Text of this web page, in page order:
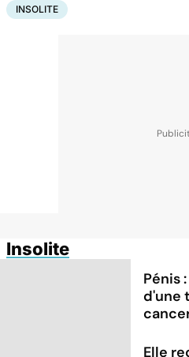
INSOLITE
Insolite
Pénis
d'une
Elle